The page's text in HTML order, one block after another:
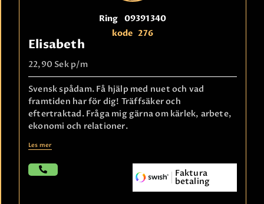
Ring 09391340
kode 276
Elisabeth
22,90 Sek p/m
Svensk spådam. Få hjälp med nuet och vad
framtiden har för dig! Träffsäker och
eftertraktad. Fråga mig gärna om kärlek, arbete,
ekonomi och relationer.
Les mer
Faktura
betaling